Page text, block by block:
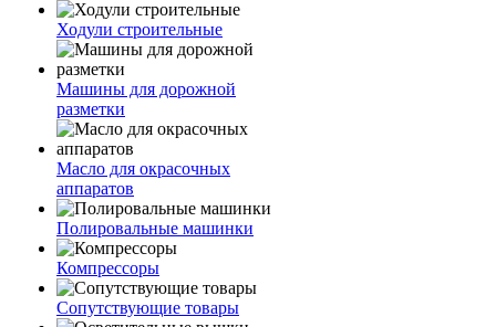
Ходули строительные
Машины для дорожной
разметки
Масло для окрасочных
аппаратов
Полировальные машинки
Компрессоры
Сопутствующие товары